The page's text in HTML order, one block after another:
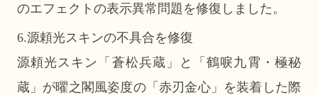
のエフェクトの表示異常問題を修復しました。
6.源頼光スキンの不具合を修復
源頼光スキン「蒼松兵蔵」と「鶴唳九霄・極秘
蔵」が曜之閣風姿度の「赤刃金心」を装着した際